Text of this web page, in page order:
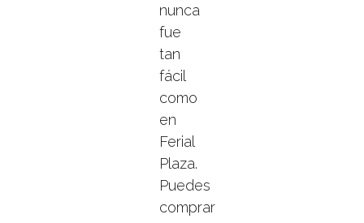
nunca
fue
tan
fácil
como
en
Ferial
Plaza.
Puedes
comprar